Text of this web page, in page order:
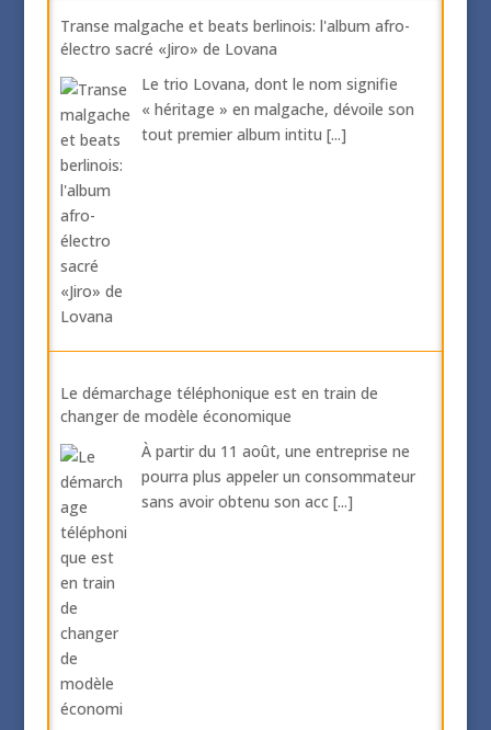
Transe malgache et beats berlinois: l'album afro-
électro sacré «Jiro» de Lovana
Le trio Lovana, dont le nom signifie
« héritage » en malgache, dévoile son
tout premier album intitu [...]
Le démarchage téléphonique est en train de
changer de modèle économique
À partir du 11 août, une entreprise ne
pourra plus appeler un consommateur
sans avoir obtenu son acc [...]